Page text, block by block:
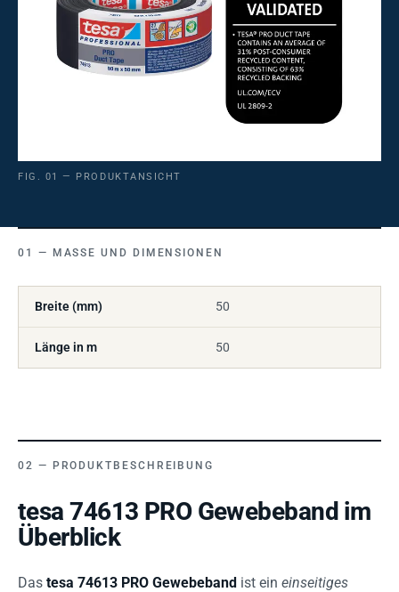
FIG. 01 — PRODUKTANSICHT
MASSE UND DIMENSIONEN
Breite (mm) 50
Länge in m 50
PRODUKTBESCHREIBUNG
tesa 74613 PRO Gewebeband im
Überblick
Das tesa 74613 PRO Gewebeband ist ein einseitiges